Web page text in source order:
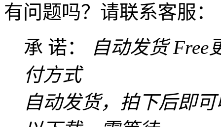
有问题吗？请联系客服：
承 诺：
自动发货 Free
付方式
自动发货，拍下后即